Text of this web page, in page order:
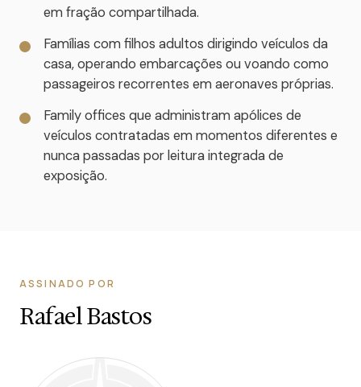
em fração compartilhada.
Famílias com filhos adultos dirigindo veículos da
casa, operando embarcações ou voando como
passageiros recorrentes em aeronaves próprias.
Family offices que administram apólices de
veículos contratadas em momentos diferentes e
nunca passadas por leitura integrada de
exposição.
ASSINADO POR
Rafael Bastos